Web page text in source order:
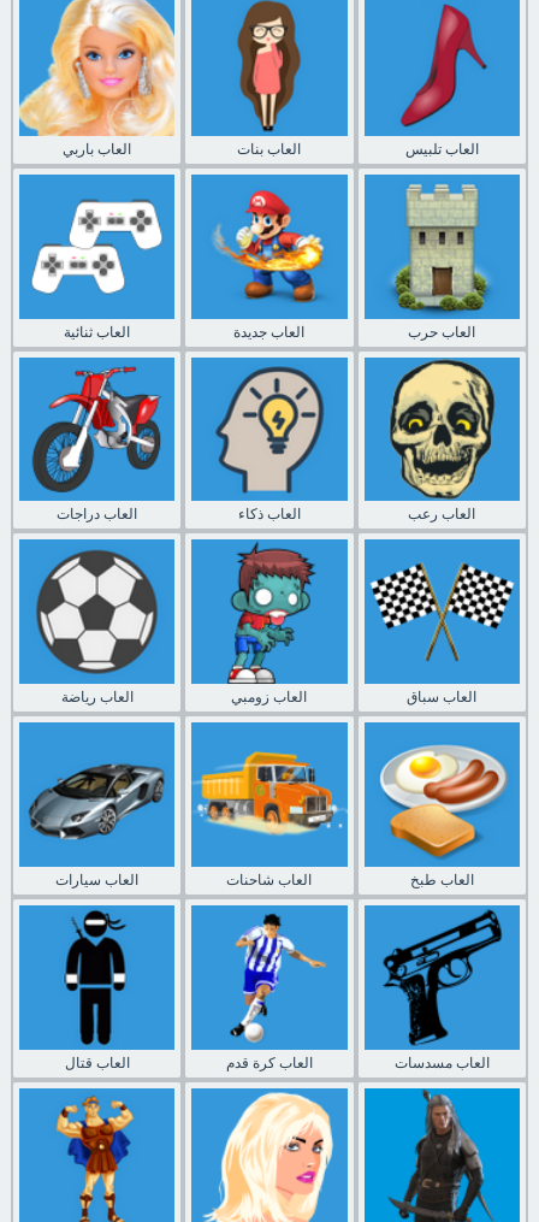
العاب باربي العاب بنات العاب تلبيس
العاب ثنائية العاب جديدة العاب حرب
العاب دراجات العاب ذكاء العاب رعب
العاب رياضة العاب زومبي العاب سباق
العاب سيارات العاب شاحنات العاب طبخ
العاب قتال العاب كرة قدم العاب مسدسات